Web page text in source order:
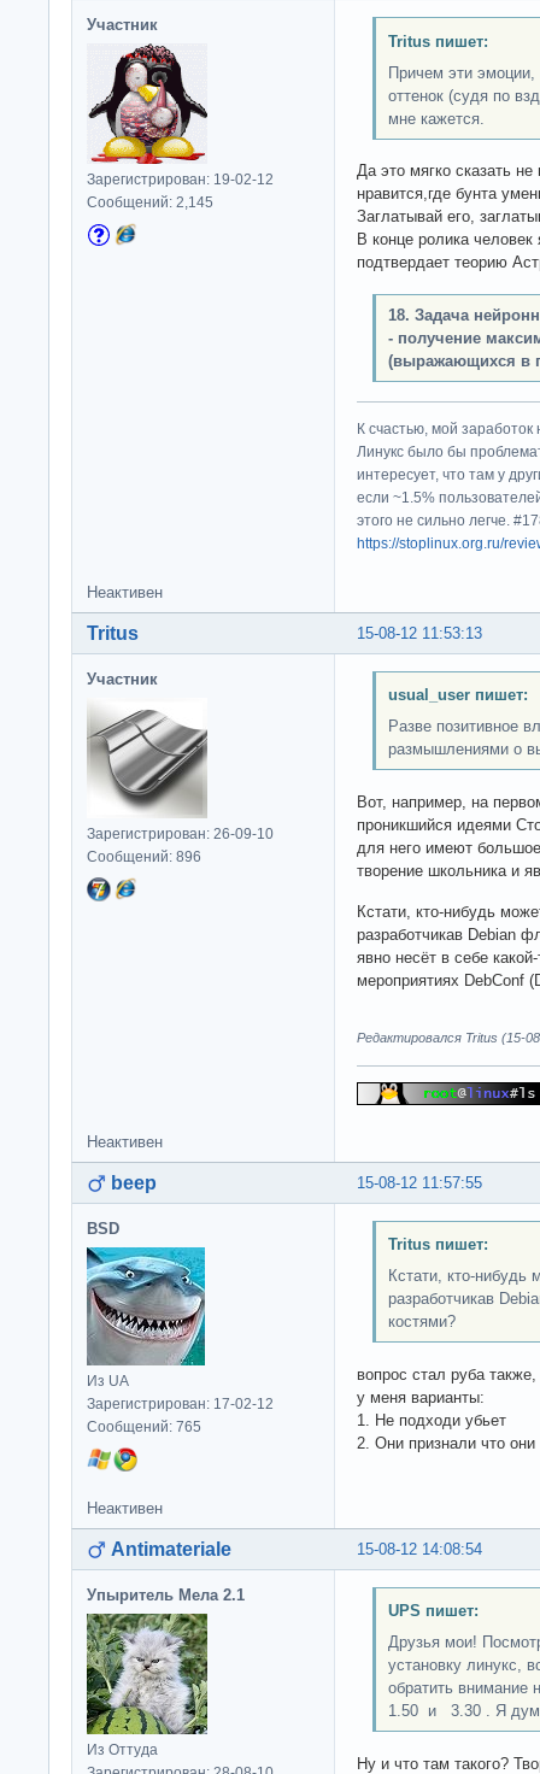
Участник
Зарегистрирован: 19-02-12
Сообщений: 2,145
Tritus пишет:
Причем эти эмоции,
оттенок (судя по
мне кажется.
Да это мягко сказать
нравится,где бунта
Заглатывай его,
В конце ролика
подтвердает теорию
18. Задача
- получение
(выражающихся в
К счастью, мой
Линукс было бы
интересует, что там у
если ~1.5%
этого не сильно легче.
https://stoplinux.org.ru/
Неактивен
15-08-12 11:53:13
Tritus
Участник
Зарегистрирован: 26-09-10
Сообщений: 896
usual_user пишет:
Разве позитивное
размышлениями о
Вот, например, на
проникшийся идеями
для него имеют
творение школьника и
Кстати, кто-нибудь
разработчикав Debian
явно несёт в себе
мероприятиях DebConf
Редактировался Tritus (15-
Неактивен
15-08-12 11:57:55
beep
BSD
Из UA
Зарегистрирован: 17-02-12
Сообщений: 765
Tritus пишет:
Кстати, кто-нибудь
разработчикав
костями?
вопрос стал руба
у меня варианты:
1. Не подходи убьет
2. Они признали что
Неактивен
15-08-12 14:08:54
Antimateriale
Упыритель Мела 2.1
Из Оттуда
UPS пишет:
Друзья мои!
установку линукс,
обратить внимание
1.50 и 3.30 . Я
Ну и что там такого?